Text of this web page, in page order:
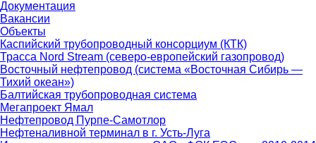
Документация
Вакансии
Объекты
Каспийский трубопроводный консорциум (КТК)
Трасса Nord Stream (северо-европейский газопровод)
Восточный нефтепровод (система «Восточная Сибирь —
Тихий океан»)
Балтийская трубопроводная система
Мегапроект Ямал
Нефтепровод Пурпе-Самотлор
Нефтеналивной терминал в г. Усть-Луга